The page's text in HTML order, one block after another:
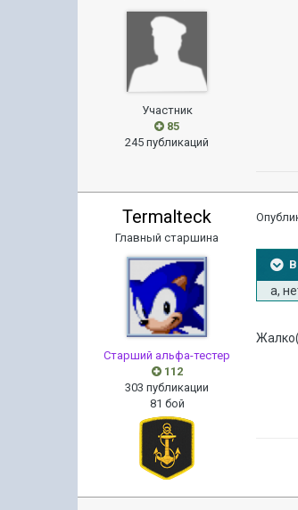
Участник
85
245 публикаций
Termalteck
Главный старшина
Старший альфа-тестер
112
303 публикации
81 бой
а,
Жалко(